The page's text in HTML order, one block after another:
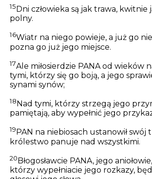
15 Dni człowieka są jak trawa, kwitnie
polny.
16Wiatr na niego powieje, a już go
pozna go już jego miejsce.
17Ale miłosierdzie PANA od wieków
tymi, którzy się go boją, a jego
synami synów;
18 Nad tymi, którzy strzegą jego
pamiętają, aby wypełnić jego
19 PAN na niebiosach ustanowiłswój
królestwo panuje nad wszystkimi.
20Błogosławcie PANA, jego
którzy wypełniacie jego rozkazy,